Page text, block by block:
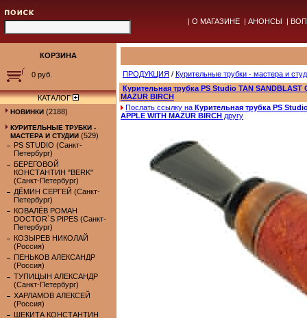
| О МАГАЗИНЕ | АНОНСЫ |
КОРЗИНА
0 руб.
КАТАЛОГ
НОВИНКИ (2188)
КУРИТЕЛЬНЫЕ ТРУБКИ -
МАСТЕРА И СТУДИИ (529)
PS STUDIO (Санкт-
Петербург)
БЕРЕГОВОЙ
КОНСТАНТИН "BERK"
(Санкт-Петербург)
ДЁМИН СЕРГЕЙ (Санкт-
Петербург)
КОВАЛЁВ РОМАН
DOCTOR`S PIPES (Санкт-
Петербург)
КОЗЫРЕВ НИКОЛАЙ
(Россия)
ПЕНЬКОВ АЛЕКСАНДР
(Россия)
ТУПИЦЫН АЛЕКСАНДР
(Санкт-Петербург)
ХАРЛАМОВ АЛЕКСЕЙ
(Россия)
ШЕКИТА КОНСТАНТИН
ПРОДУКЦИЯ / Курительные трубки - мастера и
Курительная трубка PS Studio TAN SANDBLAST
MAZUR BIRCH
Послать ссылку на Курительная трубка PS
APPLE WITH MAZUR BIRCH другу